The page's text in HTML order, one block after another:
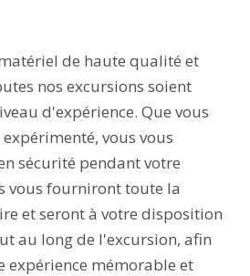
de haute qualité et
nos excursions soient
d'expérience. Que vous
vous vous
sécurité pendant votre
vous fourniront toute la
et seront à votre disposition
au long de l'excursion, afin
expérience mémorable et